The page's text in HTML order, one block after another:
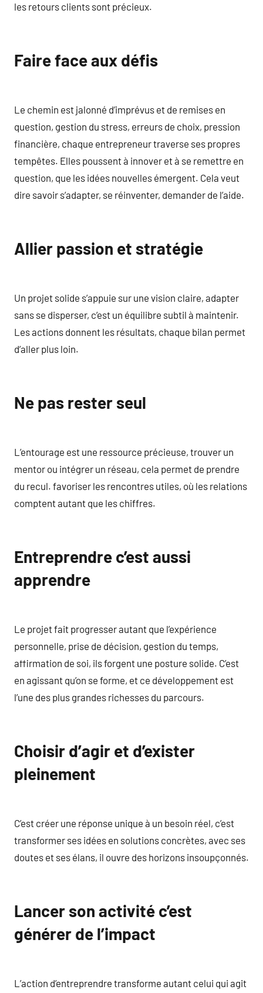
les retours clients sont précieux.
Faire face aux défis
Le chemin est jalonné d’imprévus et de remises en
question, gestion du stress, erreurs de choix, pression
financière, chaque entrepreneur traverse ses propres
tempêtes. Elles poussent à innover et à se remettre en
question, que les idées nouvelles émergent. Cela veut
dire savoir s’adapter, se réinventer, demander de l’aide.
Allier passion et stratégie
Un projet solide s’appuie sur une vision claire, adapter
sans se disperser, c’est un équilibre subtil à maintenir.
Les actions donnent les résultats, chaque bilan permet
d’aller plus loin.
Ne pas rester seul
L’entourage est une ressource précieuse, trouver un
mentor ou intégrer un réseau, cela permet de prendre
du recul. favoriser les rencontres utiles, où les relations
comptent autant que les chiffres.
Entreprendre c’est aussi
apprendre
Le projet fait progresser autant que l’expérience
personnelle, prise de décision, gestion du temps,
affirmation de soi, ils forgent une posture solide. C’est
en agissant qu’on se forme, et ce développement est
l’une des plus grandes richesses du parcours.
Choisir d’agir et d’exister
pleinement
C’est créer une réponse unique à un besoin réel, c’est
transformer ses idées en solutions concrètes, avec ses
doutes et ses élans, il ouvre des horizons insoupçonnés.
Lancer son activité c’est
générer de l’impact
L’action d’entreprendre transforme autant celui qui agit